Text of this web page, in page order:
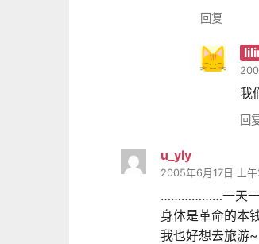
回复
我
回
u_yly
2005年6月17日 上
………………一天一
身体是革命的本钱
我也好想去旅游~